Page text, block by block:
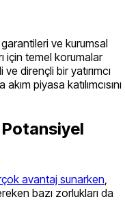
garantileri ve kurumsal
için temel korumalar
dirençli bir yatırımcı
piyasa katılımcısını
Potansiyel
avantaj sunarken,
bazı zorlukları da